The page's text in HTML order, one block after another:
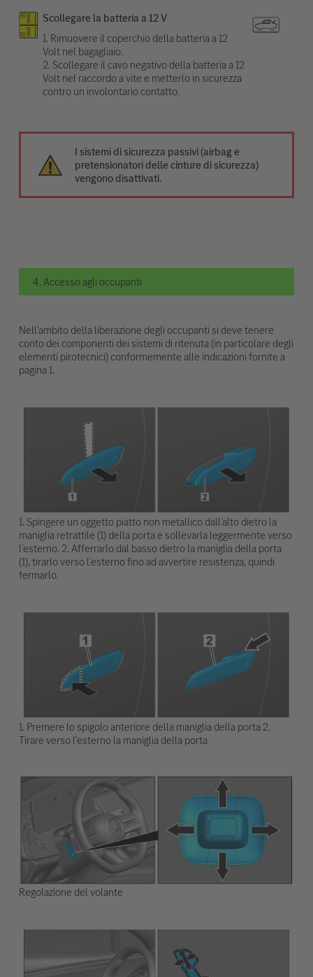
Scollegare la batteria a 12 V
1. Rimuovere il coperchio della batteria a 12
Volt nel bagagliaio.
2. Scollegare il cavo negativo della batteria a 12
Volt nel raccordo a vite e metterlo in sicurezza
contro un involontario contatto.
I sistemi di sicurezza passivi (airbag e
pretensionatori delle cinture di sicurezza)
vengono disattivati.
4. Accesso agli occupanti
Nell'ambito della liberazione degli occupanti si deve tenere
conto dei componenti dei sistemi di ritenuta (in particolare degli
elementi pirotecnici) conformemente alle indicazioni fornite a
pagina 1.
1. Spingere un oggetto piatto non metallico dall’alto dietro la
maniglia retrattile (1) della porta e sollevarla leggermente verso
l’esterno. 2. Afferrarlo dal basso dietro la maniglia della porta
(1), tirarlo verso l’esterno fino ad avvertire resistenza, quindi
fermarlo.
1. Premere lo spigolo anteriore della maniglia della porta 2.
Tirare verso l'esterno la maniglia della porta
Regolazione del volante